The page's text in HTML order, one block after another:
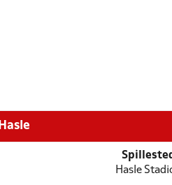
Hasle
Hasle